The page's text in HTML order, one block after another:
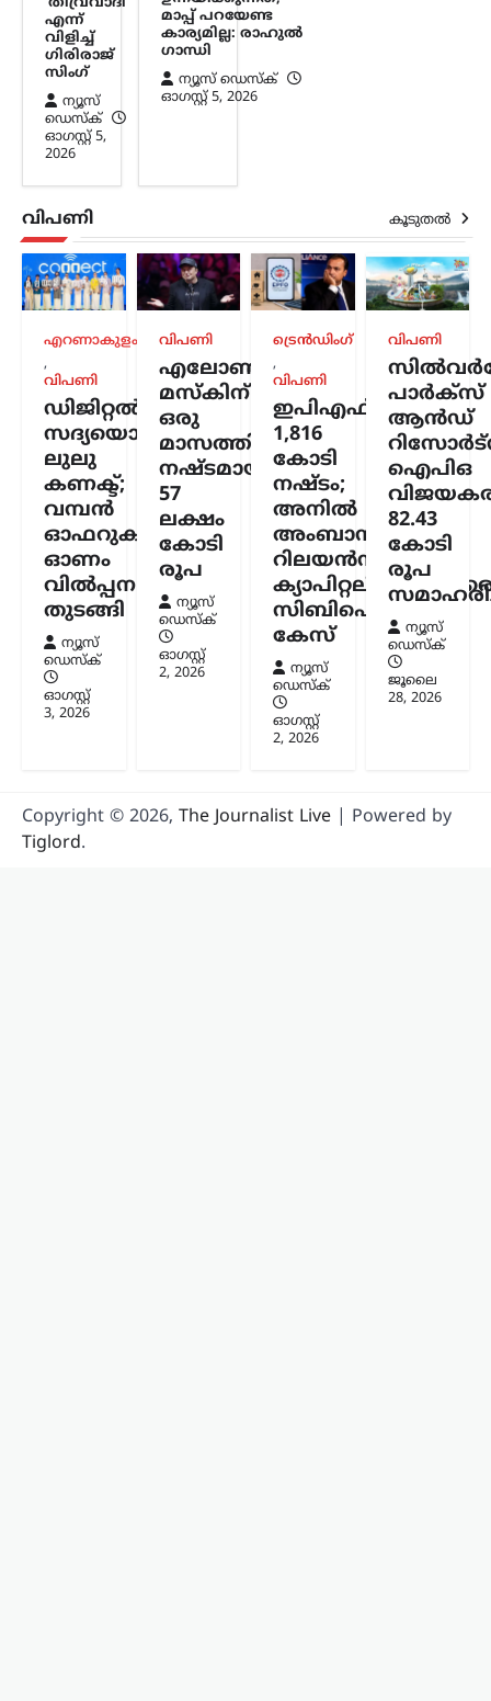
നിശ്ചയിച്ച കർശന…
എന്ന്
വിളിച്ച്
ഗിരിരാജ്
സിംഗ്
ന്യൂസ്
ഡെസ്ക്
ഓഗസ്റ്റ്‌ 5,
2026
മാപ്പ് പറയേണ്ട
കാര്യമില്ല: രാഹുൽ
ഗാന്ധി
ന്യൂസ് ഡെസ്ക്
ഓഗസ്റ്റ്‌ 5, 2026
വിപണി കൂടുതൽ
എറണാകുളം
,
വിപണി
ഡിജിറ്റൽ
സദ്യയൊരുക്കി
ലുലു
കണക്ട്;
വമ്പൻ
ഓഫറുകളുമായി
ഓണം
വിൽപ്പന
തുടങ്ങി
ന്യൂസ്
ഡെസ്ക്
ഓഗസ്റ്റ്‌
3, 2026
വിപണി
എലോൺ
മസ്കിന്
ഒരു
മാസത്തിനുള്ളിൽ
നഷ്ടമായത്
57
ലക്ഷം
കോടി
രൂപ
ന്യൂസ്
ഡെസ്ക്
ഓഗസ്റ്റ്‌
2, 2026
ട്രെൻഡിംഗ്
,
വിപണി
ഇപിഎഫ്ഒയ്ക്ക്
1,816
കോടി
നഷ്ടം;
അനിൽ
അംബാനിക്കും
റിലയൻസ്
സിബിഐ
കേസ്
ന്യൂസ്
ഡെസ്ക്
ഓഗസ്റ്റ്‌
2, 2026
വിപണി
പാർക്സ്
ആൻഡ്
ഐപിഒ
82.43
കോടി
രൂപ
ന്യൂസ്
ഡെസ്ക്
ജൂലൈ
28, 2026
Copyright © 2026, The Journalist Live | Powered by
Tiglord.